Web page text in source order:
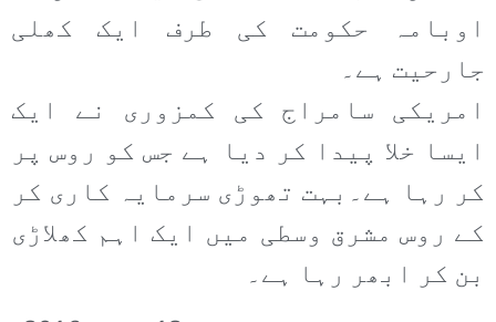
اوبامہ حکومت کی طرف ایک کھلی
جارحیت ہے۔
امریکی سامراج کی کمزوری نے ایک
ایسا خلا پیدا کر دیا ہے جس کو روس پر
کر رہا ہے۔بہت تھوڑی سرمایہ کاری کر
کے روس مشرق وسطی میں ایک اہم کھلاڑی
بن کر ابھر رہا ہے۔